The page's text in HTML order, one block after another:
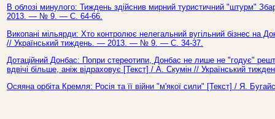
В облозі минулого: Тиждень здійснив мирний туристичний "штурм"
2013. — № 9. — С. 64-66.
Викопані мільярди: Хто контролює нелегальний вугільний бізнес
// Український тиждень. — 2013. — № 9. — С. 34-37.
Дотаційний Донбас: Попри стереотипи, Донбас не лише не "годує"
вдвічі більше, аніж відраховує [Текст] / А. Скумін // Український
Осяяна орбіта Кремля: Росія та її війни "м'якої сили" [Текст] / Я.